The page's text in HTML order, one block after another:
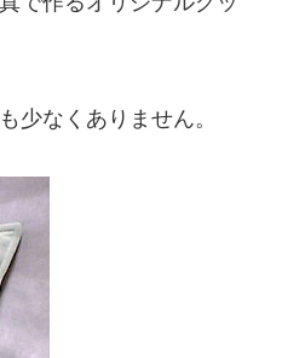
少なくありません。